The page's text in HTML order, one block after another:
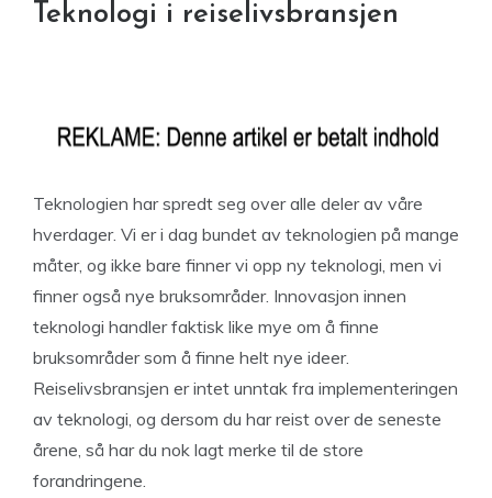
Teknologi i reiselivsbransjen
Teknologien har spredt seg over alle deler av våre
hverdager. Vi er i dag bundet av teknologien på mange
måter, og ikke bare finner vi opp ny teknologi, men vi
finner også nye bruksområder. Innovasjon innen
teknologi handler faktisk like mye om å finne
bruksområder som å finne helt nye ideer.
Reiselivsbransjen er intet unntak fra implementeringen
av teknologi, og dersom du har reist over de seneste
årene, så har du nok lagt merke til de store
forandringene.